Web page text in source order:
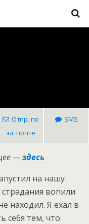
Отпр. по
эл. почте
SMS
—здесь
на нашу
вопили
находил. Я ехал в
себя тем, что